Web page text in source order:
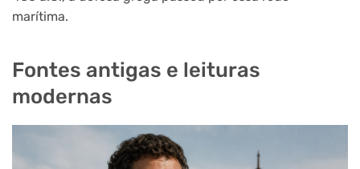
marítima.
Fontes antigas e leituras
modernas